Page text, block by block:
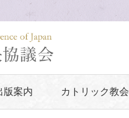
版案内 カトリック教会